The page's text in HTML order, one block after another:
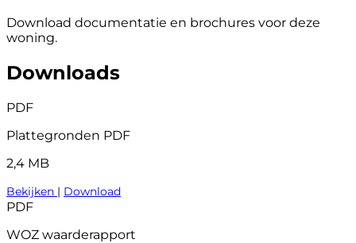
Download documentatie en brochures voor deze
woning.
Downloads
PDF
Plattegronden PDF
2,4 MB
Bekijken | Download
PDF
WOZ waarderapport